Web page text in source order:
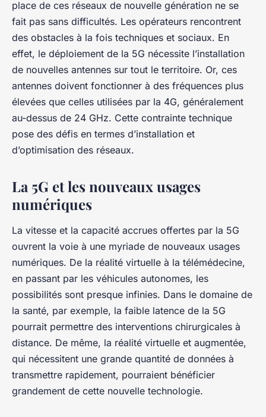
place de ces réseaux de nouvelle génération ne se
fait pas sans difficultés. Les opérateurs rencontrent
des obstacles à la fois techniques et sociaux. En
effet, le déploiement de la 5G nécessite l’installation
de nouvelles antennes sur tout le territoire. Or, ces
antennes doivent fonctionner à des fréquences plus
élevées que celles utilisées par la 4G, généralement
au-dessus de 24 GHz. Cette contrainte technique
pose des défis en termes d’installation et
d’optimisation des réseaux.
La 5G et les nouveaux usages
numériques
La vitesse et la capacité accrues offertes par la 5G
ouvrent la voie à une myriade de nouveaux usages
numériques. De la réalité virtuelle à la télémédecine,
en passant par les véhicules autonomes, les
possibilités sont presque infinies. Dans le domaine de
la santé, par exemple, la faible latence de la 5G
pourrait permettre des interventions chirurgicales à
distance. De même, la réalité virtuelle et augmentée,
qui nécessitent une grande quantité de données à
transmettre rapidement, pourraient bénéficier
grandement de cette nouvelle technologie.